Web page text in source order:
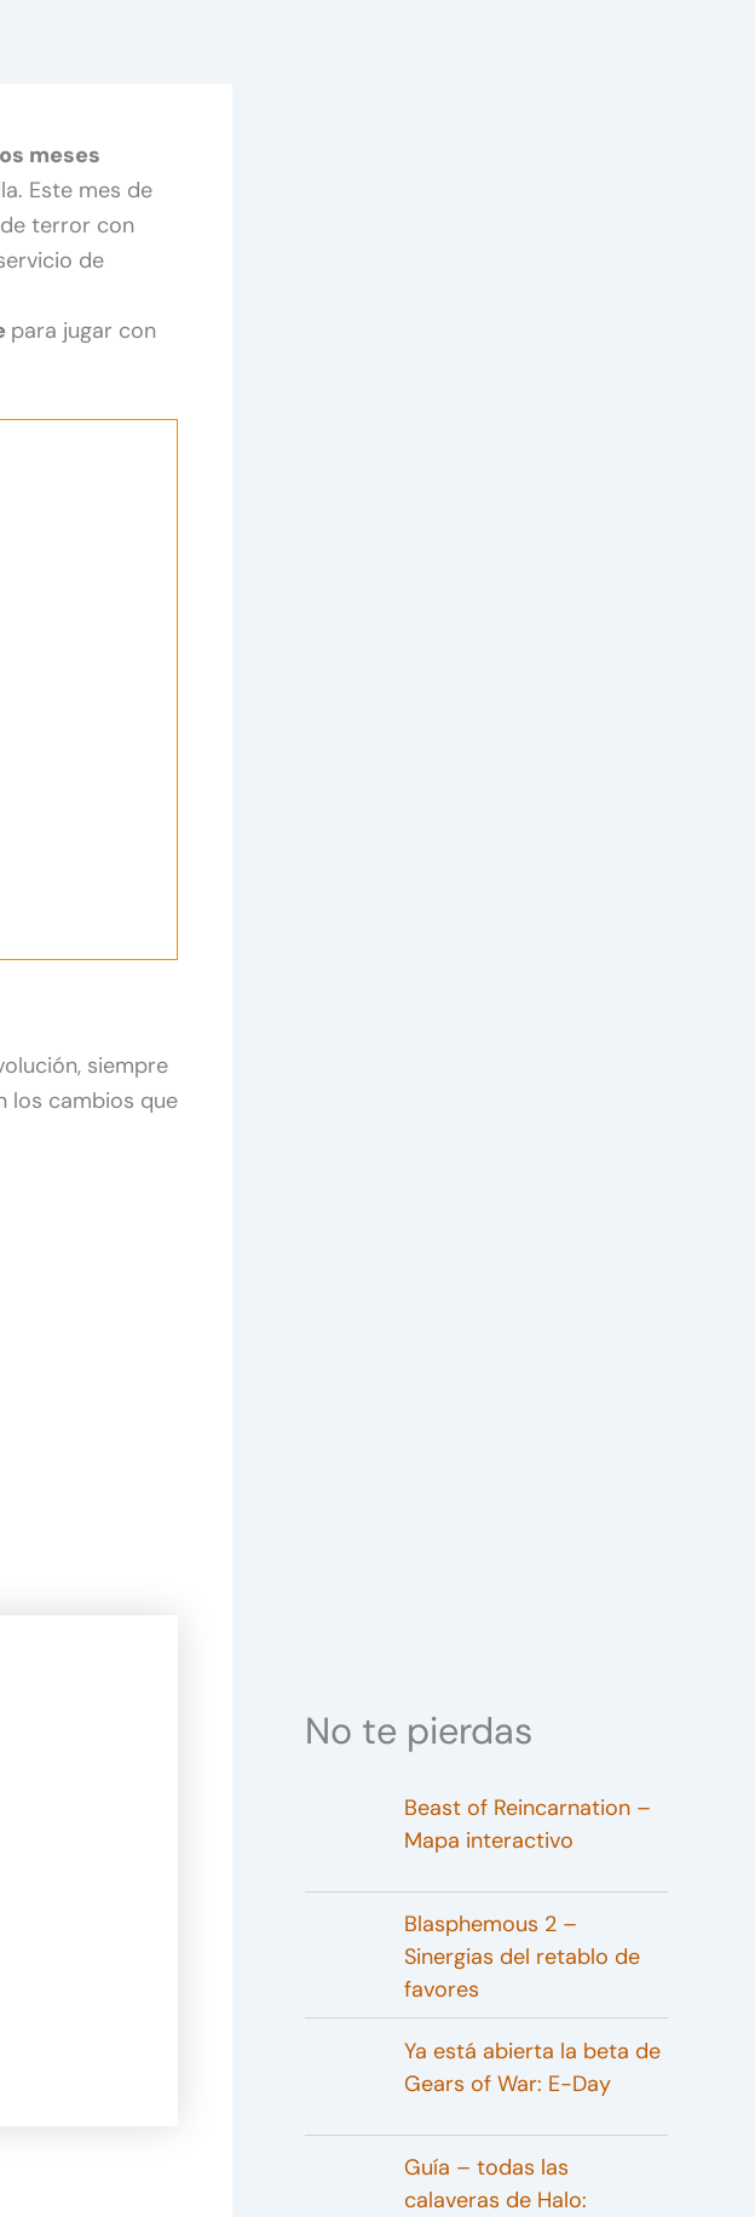
meses
Este mes de
terror con
de
para jugar con
siempre
los cambios que
No te pierdas
Beast of Reincarnation –
Mapa interactivo
Blasphemous 2 –
Sinergias del retablo de
favores
Ya está abierta la beta de
Gears of War: E-Day
Guía – todas las
calaveras de Halo: